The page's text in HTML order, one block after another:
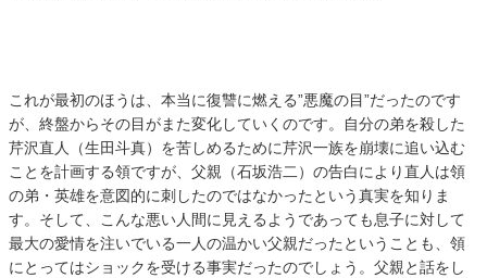
これが最初のほうは、本当に復讐に燃える”悪魔の目”だったのです
が、終盤からその目がまた変化していくのです。自分の弟を殺した
芹沢直人（生田斗真）を苦しめるために芹沢一族を崩壊に追い込む
ことを計画する領ですが、父親（石坂浩二）の告白により直人は領
の弟・英雄を意図的に刺したのではなかったという真実を知りま
す。そして、こんな悪い人間に見えるようであっても息子に対して
最大の愛情を注いでいる一人の温かい父親だったということも、領
にとってはショックを受ける事実だったのでしょう。父親と話をし